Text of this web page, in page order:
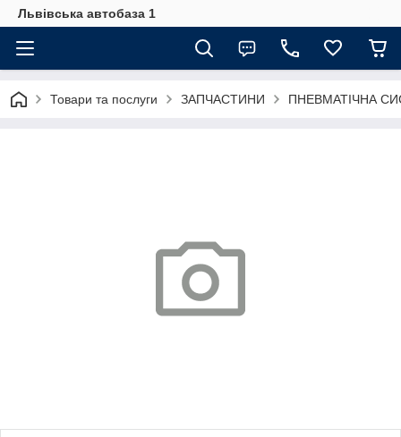
Львівська автобаза 1
Товари та послуги ЗАПЧАСТИНИ ПНЕВМАТІЧНА